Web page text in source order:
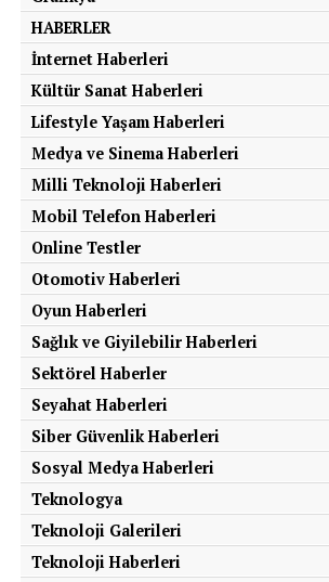
HABERLER
İnternet Haberleri
Kültür Sanat Haberleri
Lifestyle Yaşam Haberleri
Medya ve Sinema Haberleri
Milli Teknoloji Haberleri
Mobil Telefon Haberleri
Online Testler
Otomotiv Haberleri
Oyun Haberleri
Sağlık ve Giyilebilir Haberleri
Sektörel Haberler
Seyahat Haberleri
Siber Güvenlik Haberleri
Sosyal Medya Haberleri
Teknologya
Teknoloji Galerileri
Teknoloji Haberleri